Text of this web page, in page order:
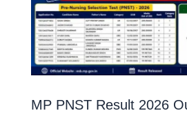
MP PNST Result 2026